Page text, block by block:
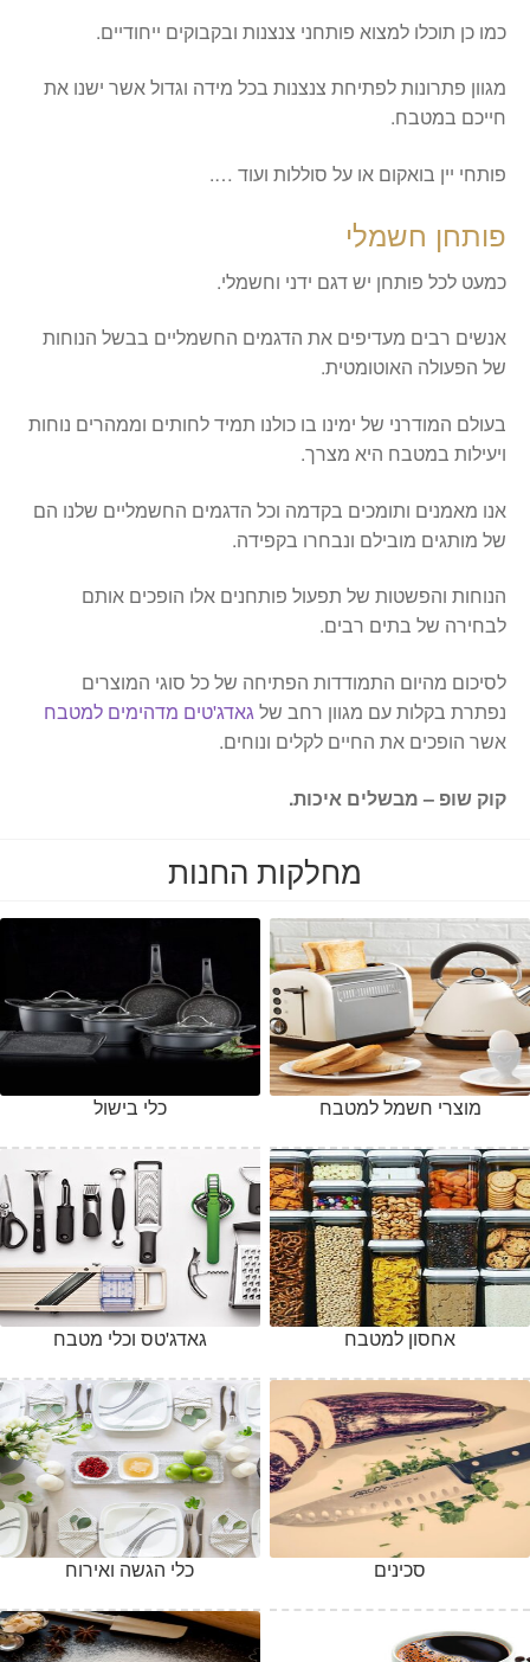
כמו כן תוכלו למצוא פותחני צנצנות ובקבוקים ייחודיים.
מגוון פתרונות לפתיחת צנצנות בכל מידה וגדול אשר ישנו את
חייכם במטבח.
פותחי יין בואקום או על סוללות ועוד ….
פותחן חשמלי
כמעט לכל פותחן יש דגם ידני וחשמלי.
אנשים רבים מעדיפים את הדגמים החשמליים בבשל הנוחות
של הפעולה האוטומטית.
בעולם המודרני של ימינו בו כולנו תמיד לחותים וממהרים נוחות
ויעילות במטבח היא מצרך.
אנו מאמנים ותומכים בקדמה וכל הדגמים החשמליים שלנו הם
של מותגים מובילם ונבחרו בקפידה.
הנוחות והפשטות של תפעול פותחנים אלו הופכים אותם
לבחירה של בתים רבים.
לסיכום מהיום התמודדות הפתיחה של כל סוגי המוצרים
נפתרת בקלות עם מגוון רחב שלגאדג'טים מדהימים למטבח
אשר הופכים את החיים לקלים ונוחים.
קוק שופ – מבשלים איכות.
מחלקות החנות
כלי בישול מוצרי חשמל למטבח
גאדג'טס וכלי מטבח אחסון למטבח
כלי הגשה ואירוח סכינים